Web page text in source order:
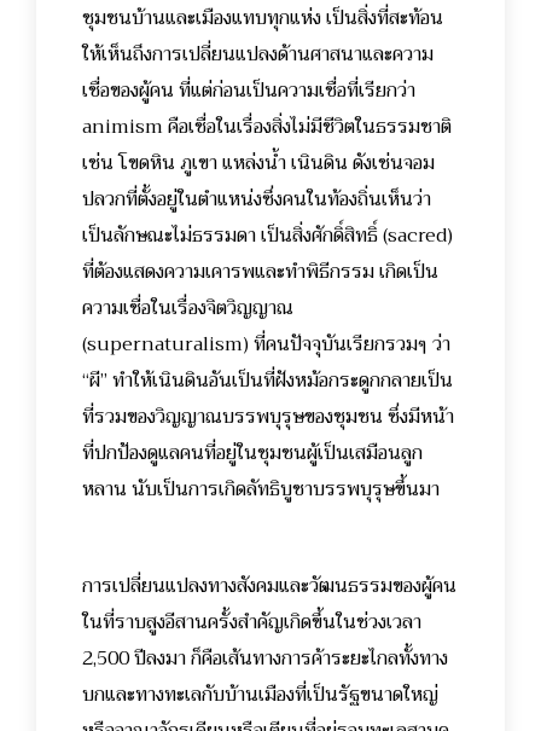
ชุมชนบ้านและเมืองแทบทุกแห่ง เป็นสิ่งที่สะท้อน
ให้เห็นถึงการเปลี่ยนแปลงด้านศาสนาและความ
เชื่อของผู้คน ที่แต่ก่อนเป็นความเชื่อที่เรียกว่า
animism คือเชื่อในเรื่องสิ่งไม่มีชีวิตในธรรมชาติ
เช่น โขดหิน ภูเขา แหล่งน้ำ เนินดิน ดังเช่นจอม
ปลวกที่ตั้งอยู่ในตำแหน่งซึ่งคนในท้องถิ่นเห็นว่า
เป็นลักษณะไม่ธรรมดา เป็นสิ่งศักดิ์สิทธิ์ (sacred)
ที่ต้องแสดงความเคารพและทำพิธีกรรม เกิดเป็น
ความเชื่อในเรื่องจิตวิญญาณ
(supernaturalism) ที่คนปัจจุบันเรียกรวมๆ ว่า
“ผี” ทำให้เนินดินอันเป็นที่ฝังหม้อกระดูกกลายเป็น
ที่รวมของวิญญาณบรรพบุรุษของชุมชน ซึ่งมีหน้า
ที่ปกป้องดูแลคนที่อยู่ในชุมชนผู้เป็นเสมือนลูก
หลาน นับเป็นการเกิดลัทธิบูชาบรรพบุรุษขึ้นมา
การเปลี่ยนแปลงทางสังคมและวัฒนธรรมของผู้คน
ในที่ราบสูงอีสานครั้งสำคัญเกิดขึ้นในช่วงเวลา
2,500 ปีลงมา ก็คือเส้นทางการค้าระยะไกลทั้งทาง
บกและทางทะเลกับบ้านเมืองที่เป็นรัฐขนาดใหญ่